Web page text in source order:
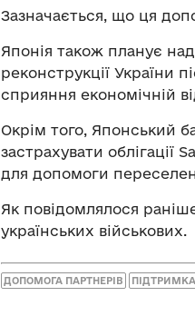
Зазначається, що ця
Японія також планує
реконструкції України
сприяння економічній
Окрім того, Японський
застрахувати
для допомоги
Як повідомлялося
українських військових.
ДОПОМОГА ПАРТНЕРІВ